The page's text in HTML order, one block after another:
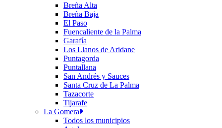
Breña Alta
Breña Baja
El Paso
Fuencaliente de la Palma
Garafía
Los Llanos de Aridane
Puntagorda
Puntallana
San Andrés y Sauces
Santa Cruz de La Palma
Tazacorte
Tijarafe
La Gomera
Todos los municipios